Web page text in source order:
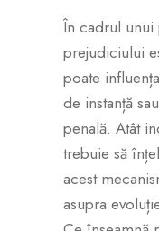
În cadrul
prejudiciului
poate
de instanță
penală. Atât
trebuie să
acest
asupra